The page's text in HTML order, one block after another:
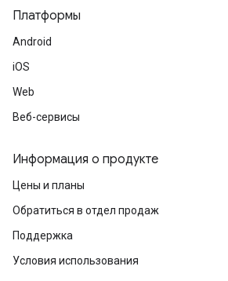
Платформы
Android
iOS
Web
Веб-сервисы
Информация о продукте
Цены и планы
Обратиться в отдел продаж
Поддержка
Условия использования